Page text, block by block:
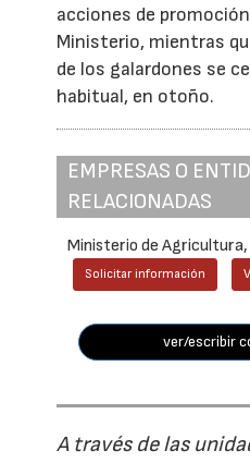
acciones de
Ministerio, mientras
de los galardones se
habitual, en otoño.
EMPRESAS O
RELACIONADAS
Ministerio de
Solicitar información
ver/escribir
A través de las